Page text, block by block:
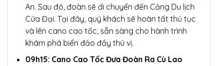
An. Sau đó, đoàn sẽ di chuyển đến Cảng Du lịch
Cửa Đại. Tại đây, quý khách sẽ hoàn tất thủ tục
và lên cano cao tốc, sẵn sàng cho hành trình
khám phá biển đảo đầy thú vị.
09h15: Cano Cao Tốc Đưa Đoàn Ra Cù Lao